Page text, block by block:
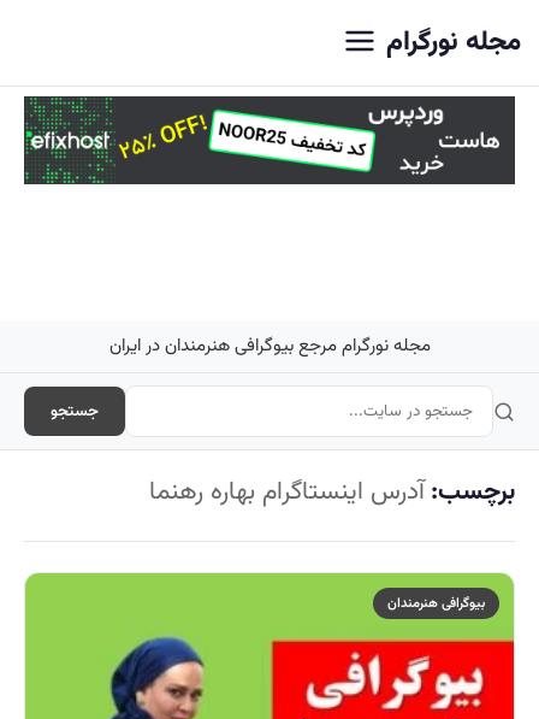
مجله نورگرام
مجله نورگرام مرجع بیوگرافی هنرمندان در ایران
جستجو
برچسب:آدرس اینستاگرام بهاره رهنما
بیوگرافی هنرمندان